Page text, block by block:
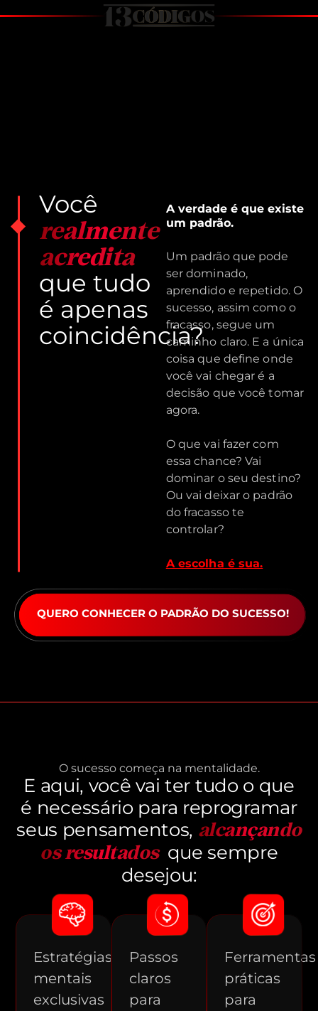
Você
realmente
acredita
que tudo
é apenas
coincidência?
A verdade é que existe
um padrão.
Um padrão que pode
ser dominado,
aprendido e repetido. O
sucesso, assim como o
fracasso, segue um
caminho claro. E a única
coisa que define onde
você vai chegar é a
decisão que você tomar
agora.
O que vai fazer com
essa chance? Vai
dominar o seu destino?
Ou vai deixar o padrão
do fracasso te
controlar?
A escolha é sua.
QUERO CONHECER O PADRÃO DO SUCESSO!
O sucesso começa na mentalidade.
E aqui, você vai ter tudo o que
é necessário para reprogramar
seus pensamentos, alcançando
os resultados que sempre
desejou:
Estratégias
mentais
exclusivas
Passos
claros
para
Ferramentas
práticas
para